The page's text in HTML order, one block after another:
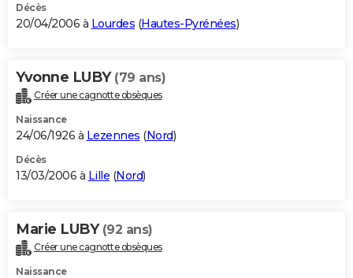
Décès
20/04/2006 à Lourdes (Hautes-Pyrénées)
Yvonne LUBY (79 ans)
Créer une cagnotte obsèques
Naissance
24/06/1926 à Lezennes (Nord)
Décès
13/03/2006 à Lille (Nord)
Marie LUBY (92 ans)
Créer une cagnotte obsèques
Naissance